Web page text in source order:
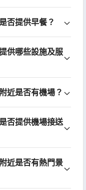
否提供早餐？
供哪些設施及服
近是否有機場？
否提供機場接送
近是否有熱門景